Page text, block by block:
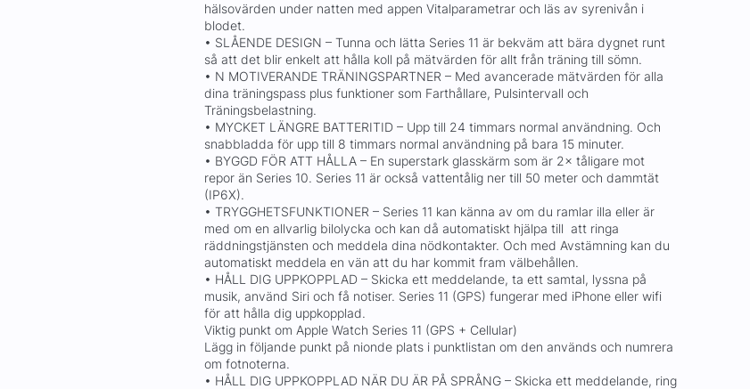
hälsovärden under natten med appen Vitalparametrar och läs av syrenivån i
blodet.
• SLÅENDE DESIGN – Tunna och lätta Series 11 är bekväm att bära dygnet runt
så att det blir enkelt att hålla koll på mätvärden för allt från träning till sömn.
• N MOTIVERANDE TRÄNINGSPARTNER – Med avancerade mätvärden för alla
dina träningspass plus funktioner som Farthållare, Pulsintervall och
Träningsbelastning.
• MYCKET LÄNGRE BATTERITID – Upp till 24 timmars normal användning. Och
snabbladda för upp till 8 timmars normal användning på bara 15 minuter.
• BYGGD FÖR ATT HÅLLA – En superstark glasskärm som är 2× tåligare mot
repor än Series 10. Series 11 är också vattentålig ner till 50 meter och dammtät
(IP6X).
• TRYGGHETSFUNKTIONER – Series 11 kan känna av om du ramlar illa eller är
med om en allvarlig bilolycka och kan då automatiskt hjälpa till att ringa
räddningstjänsten och meddela dina nödkontakter. Och med Avstämning kan du
automatiskt meddela en vän att du har kommit fram välbehållen.
• HÅLL DIG UPPKOPPLAD – Skicka ett meddelande, ta ett samtal, lyssna på
musik, använd Siri och få notiser. Series 11 (GPS) fungerar med iPhone eller wifi
för att hålla dig uppkopplad.
Viktig punkt om Apple Watch Series 11 (GPS + Cellular)
Lägg in följande punkt på nionde plats i punktlistan om den används och numrera
om fotnoterna.
• HÅLL DIG UPPKOPPLAD NÄR DU ÄR PÅ SPRÅNG – Skicka ett meddelande, ring